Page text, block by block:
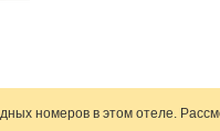
номеров в этом отеле.